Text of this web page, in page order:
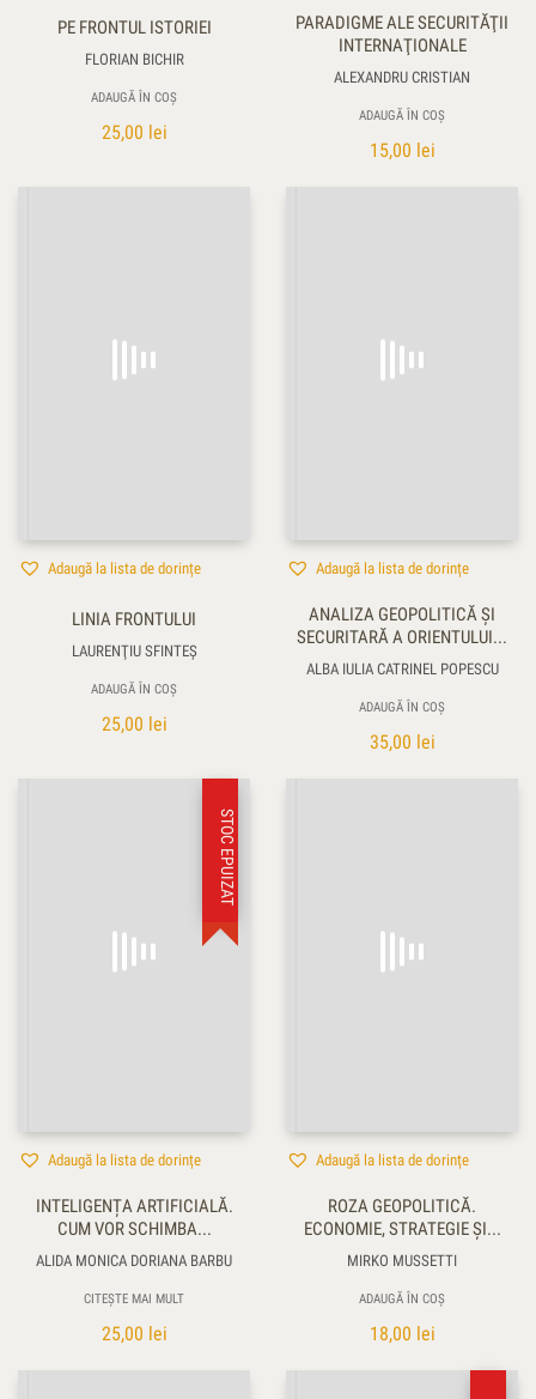
PE FRONTUL ISTORIEI
FLORIAN BICHIR
ADAUGĂ ÎN COȘ
25,00 lei
PARADIGME ALE SECURITĂŢII
INTERNAŢIONALE
ALEXANDRU CRISTIAN
ADAUGĂ ÎN COȘ
15,00 lei
Adaugă la lista de dorințe
LINIA FRONTULUI
LAURENŢIU SFINTEȘ
ADAUGĂ ÎN COȘ
25,00 lei
Adaugă la lista de dorințe
ANALIZA GEOPOLITICĂ ŞI
SECURITARĂ A ORIENTULUI...
ALBA IULIA CATRINEL POPESCU
ADAUGĂ ÎN COȘ
35,00 lei
STOC EPUIZAT
Adaugă la lista de dorințe
INTELIGENȚA ARTIFICIALĂ.
CUM VOR SCHIMBA...
ALIDA MONICA DORIANA BARBU
CITEȘTE MAI MULT
25,00 lei
Adaugă la lista de dorințe
ROZA GEOPOLITICĂ.
ECONOMIE, STRATEGIE ŞI...
MIRKO MUSSETTI
ADAUGĂ ÎN COȘ
18,00 lei